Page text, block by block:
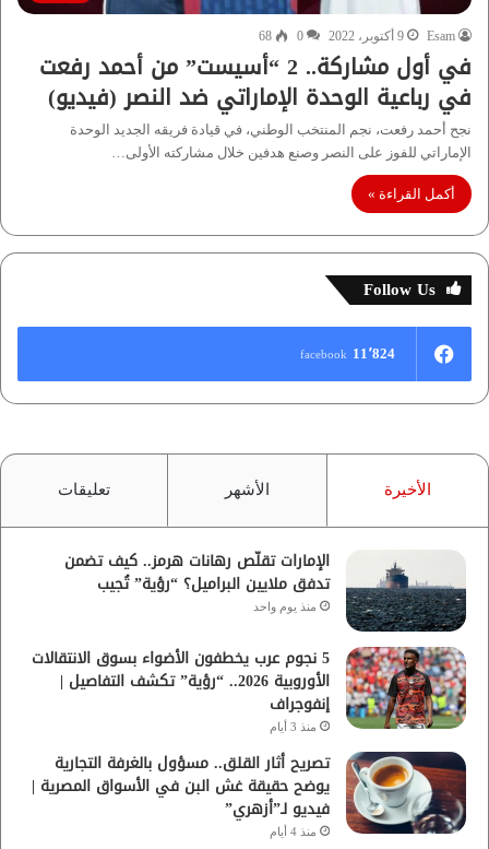
Esam 9 أكتوبر، 2022 0
68
في أول مشاركة.. 2 “أسيست” من أحمد رفعت
في رباعية الوحدة الإماراتي ضد النصر (فيديو)
نجح أحمد رفعت، نجم المنتخب الوطني، في قيادة فريقه الجديد الوحدة
الإماراتي للفوز على النصر وصنع هدفين خلال مشاركته الأولى…
أكمل القراءة »
Follow Us
11٬824 facebook
الأخيرة الأشهر تعليقات
الإمارات تقلّص رهانات هرمز.. كيف تضمن
تدفق ملايين البراميل؟ “رؤية” تُجيب
منذ يوم واحد
5 نجوم عرب يخطفون الأضواء بسوق الانتقالات
الأوروبية 2026.. “رؤية” تكشف التفاصيل |
إنفوجراف
منذ 3 أيام
تصريح أثار القلق.. مسؤول بالغرفة التجارية
يوضح حقيقة غش البن في الأسواق المصرية |
فيديو لـ”أزهري”
منذ 4 أيام